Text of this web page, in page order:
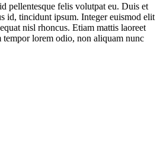
pellentesque felis volutpat eu. Duis et
id, tincidunt ipsum. Integer euismod elit
nisl rhoncus. Etiam mattis laoreet
tempor lorem odio, non aliquam nunc